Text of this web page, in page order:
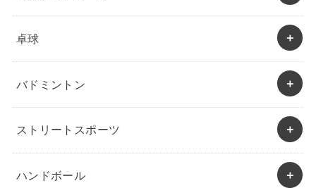
卓球
バドミントン
ストリートスポーツ
ハンドボール